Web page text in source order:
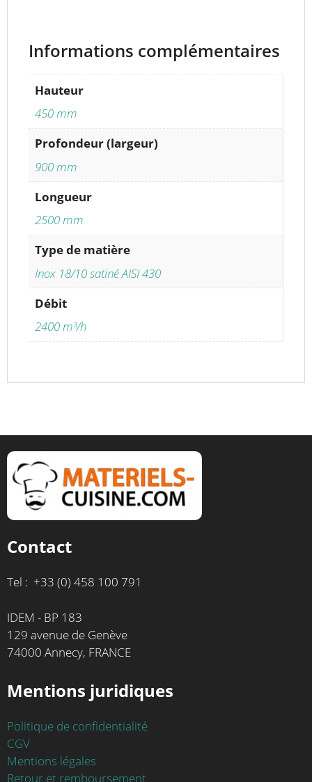
Informations complémentaires
Hauteur
450 mm
Profondeur (largeur)
900 mm
Longueur
2500 mm
Type de matière
Inox 18/10 satiné AISI 430
Débit
2400 m³/h
Contact
Tel : +33 (0) 458 100 791
IDEM - BP 183
129 avenue de Genève
74000 Annecy, FRANCE
Mentions juridiques
Politique de confidentialité
CGV
Mentions légales
Retour et remboursement